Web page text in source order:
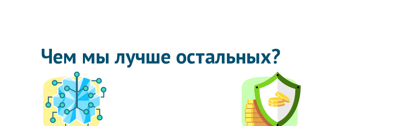
Чем мы лучше остальных?